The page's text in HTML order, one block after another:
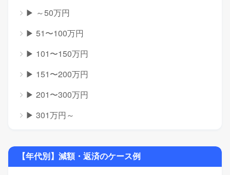
▶ ～50万円
▶ 51〜100万円
▶ 101〜150万円
▶ 151〜200万円
▶ 201〜300万円
▶ 301万円～
【年代別】減額・返済のケース例